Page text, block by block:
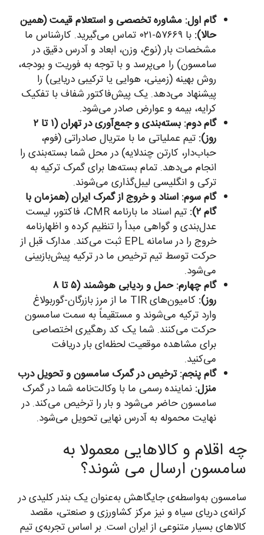
گام اول: مشاوره تخصصی و استعلام قیمت (همین
حالا):
با ۵۷۶۶۹-۰۲۱ تماس می‌گیرید. کارشناس ما
مشخصات بار (نوع، وزن، ابعاد و آدرس دقیق در
سامسون) را می‌پرسد و با توجه به فوریت و بودجه،
روش بهینه (زمینی، هوایی یا ترکیبی دریایی) را
پیشنهاد می‌دهد. یک پیش‌فاکتور شفاف با تفکیک
کرایه، بیمه و عوارض صادر می‌شود.
گام دوم: بسته‌بندی و جمع‌آوری در تهران (۱ تا ۲
روز): تیم عملیاتی ما با متریال صادراتی (فوم،
حباب‌دار، کارتن چندلایه) در محل شما بسته‌بندی را
انجام می‌دهد. تمام بسته‌ها برای گمرک ترکیه به
ترکی و انگلیسی لیبل‌گذاری می‌شوند.
گام سوم: اسناد و خروج از گمرک ایران (همزمان با
گام ۲):
تیم اسناد ما بارنامه CMR، فاکتور، لیست
عدل‌بندی و گواهی مبدأ را تنظیم کرده و اظهارنامه
خروج را در سامانه EPL ثبت می‌کند. مدارک قبل از
حرکت توسط تیم ترخیص ما در ترکیه پیش‌بازبینی
می‌شود.
گام چهارم: حمل و ردیابی هوشمند (۵ تا ۸
روز):
کامیون‌های TIR ما از مرز بازرگان-گوربولاغ
وارد ترکیه می‌شوند و مستقیماً به سمت سامسون
حرکت می‌کنند. شما یک کد رهگیری اختصاصی
برای مشاهده موقعیت لحظه‌ای بار دریافت
می‌کنید.
گام پنجم: ترخیص در گمرک سامسون و تحویل درب
منزل: نماینده رسمی ما با وکالت‌نامه شما در گمرک
سامسون حاضر می‌شود و بار را ترخیص می‌کند. در
نهایت محموله به آدرس نهایی تحویل می‌شود.
چه اقلام و کالاهایی معمولا به
سامسون ارسال می شوند؟
سامسون به‌واسطه‌ی جایگاهش به‌عنوان یک بندر کلیدی در
کرانه‌ی دریای سیاه و نیز مرکز کشاورزی و صنعتی، مقصد
کالاهای بسیار متنوعی از ایران است. بر اساس تجربه‌ی تیم